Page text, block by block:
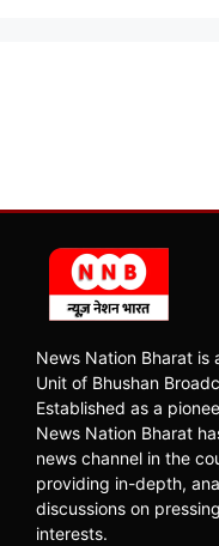
News Nation Bharat is
Unit of Bhushan
Established as a
News Nation Bharat
news channel in the
providing in-depth,
discussions on
interests.